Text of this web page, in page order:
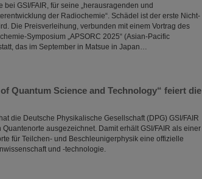
GSI/FAIR, für seine „herausragenden und
der Radiochemie“. Schädel ist der erste Nicht-
Die Preisverleihung, verbunden mit einem Vortrag des
Symposium „APSORC 2025“ (Asian-Pacific
das im September in Matsue in Japan…
Quantum Science and Technology“ feiert die
die Deutsche Physikalische Gesellschaft (DPG) GSI/FAIR
ausgezeichnet. Damit erhält GSI/FAIR als einer
für Teilchen- und Beschleunigerphysik eine offizielle
und -technologie.